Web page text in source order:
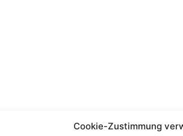
Cookie-Zustimmung